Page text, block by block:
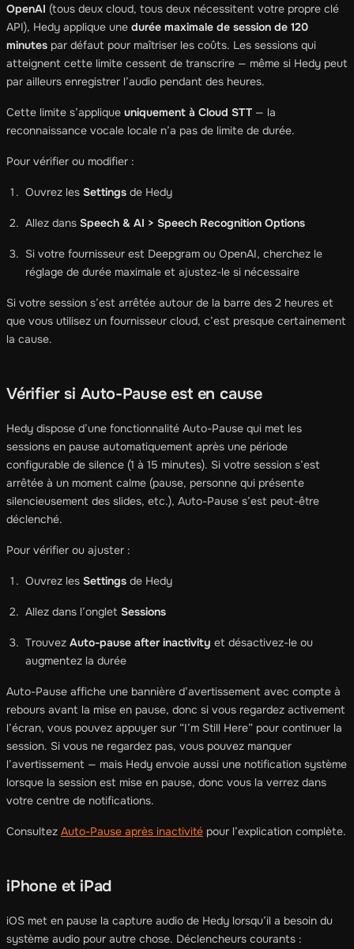
OpenAI (tous deux cloud, tous deux nécessitent votre propre clé
API), Hedy applique une durée maximale de session de 120
minutes par défaut pour maîtriser les coûts. Les sessions qui
atteignent cette limite cessent de transcrire — même si Hedy peut
par ailleurs enregistrer l’audio pendant des heures.
Cette limite s’applique uniquement à Cloud STT — la
reconnaissance vocale locale n’a pas de limite de durée.
Pour vérifier ou modifier :
Ouvrez les Settings de Hedy
Allez dans Speech & AI > Speech Recognition Options
Si votre fournisseur est Deepgram ou OpenAI, cherchez le
réglage de durée maximale et ajustez-le si nécessaire
Si votre session s’est arrêtée autour de la barre des 2 heures et
que vous utilisez un fournisseur cloud, c’est presque certainement
la cause.
Vérifier si Auto-Pause est en cause
Hedy dispose d’une fonctionnalité Auto-Pause qui met les
sessions en pause automatiquement après une période
configurable de silence (1 à 15 minutes). Si votre session s’est
arrêtée à un moment calme (pause, personne qui présente
silencieusement des slides, etc.), Auto-Pause s’est peut-être
déclenché.
Pour vérifier ou ajuster :
Ouvrez les Settings de Hedy
Allez dans l’onglet Sessions
Trouvez Auto-pause after inactivity et désactivez-le ou
augmentez la durée
Auto-Pause affiche une bannière d’avertissement avec compte à
rebours avant la mise en pause, donc si vous regardez activement
l’écran, vous pouvez appuyer sur “I’m Still Here” pour continuer la
session. Si vous ne regardez pas, vous pouvez manquer
l’avertissement — mais Hedy envoie aussi une notification système
lorsque la session est mise en pause, donc vous la verrez dans
votre centre de notifications.
Consultez Auto-Pause après inactivité pour l’explication complète.
iPhone et iPad
iOS met en pause la capture audio de Hedy lorsqu’il a besoin du
système audio pour autre chose. Déclencheurs courants :